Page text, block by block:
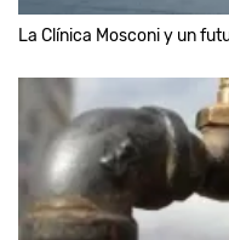
La Clínica Mosconi y un